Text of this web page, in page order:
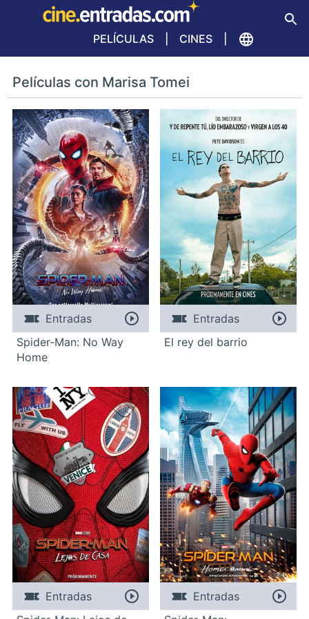
PELÍCULAS CINES
Películas con Marisa Tomei
Entradas
Spider-Man: No Way
Home
Entradas
El rey del barrio
Entradas
Entradas